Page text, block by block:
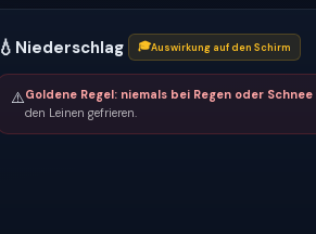
💧 Niederschlag 🎓Auswirkung auf den Schirm
⚠️Goldene Regel: niemals bei Regen oder
den Leinen gefrieren.